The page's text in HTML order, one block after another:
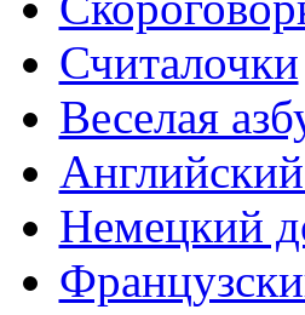
Считалочки
Веселая
Немецкий